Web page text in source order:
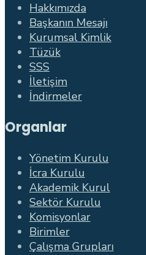
Hakkımızda
Başkanın Mesajı
Kurumsal Kimlik
Tüzük
SSS
İletişim
İndirmeler
Organlar
Yönetim Kurulu
İcra Kurulu
Akademik Kurul
Sektör Kurulu
Komisyonlar
Birimler
Çalışma Grupları